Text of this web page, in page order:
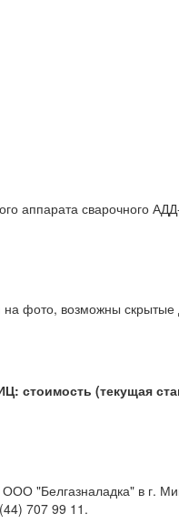
аппарата сварочного
на фото, возможны
(текущая
"Белгазналадка" в г.
707 99 11.